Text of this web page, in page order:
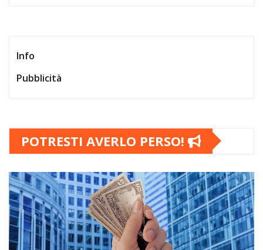
Info
Pubblicità
POTRESTI AVERLO PERSO!